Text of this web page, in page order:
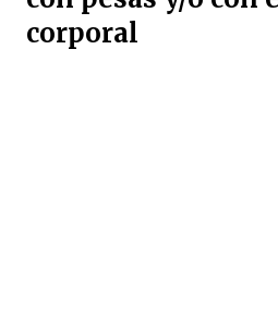
corporal